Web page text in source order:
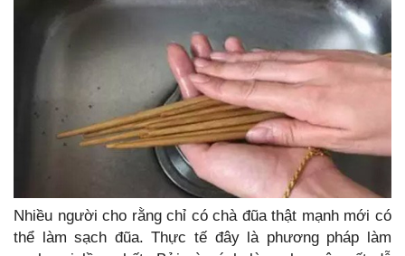
Nhiều người cho rằng chỉ có chà đũa thật mạnh mới có
thể làm sạch đũa. Thực tế đây là phương pháp làm